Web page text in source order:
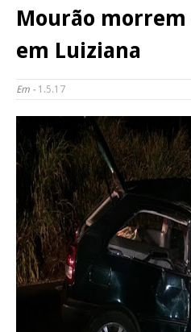
Mourão
em Luiziana
Em - 1.5.17